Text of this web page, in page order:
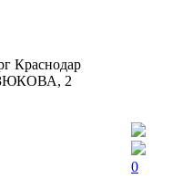
Краснодар
2
0